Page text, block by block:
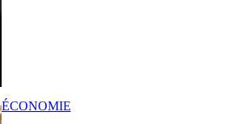
ÉCONOMIE